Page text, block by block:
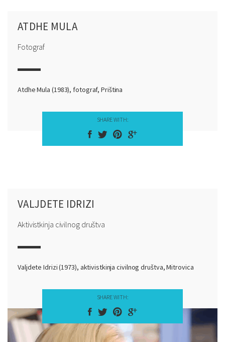
ATDHE MULA
Fotograf
Atdhe Mula (1983), fotograf, Priština
SHARE WITH:
VALJDETE IDRIZI
Aktivistkinja civilnog društva
Valjdete Idrizi (1973), aktivistkinja civilnog društva, Mitrovica
SHARE WITH: